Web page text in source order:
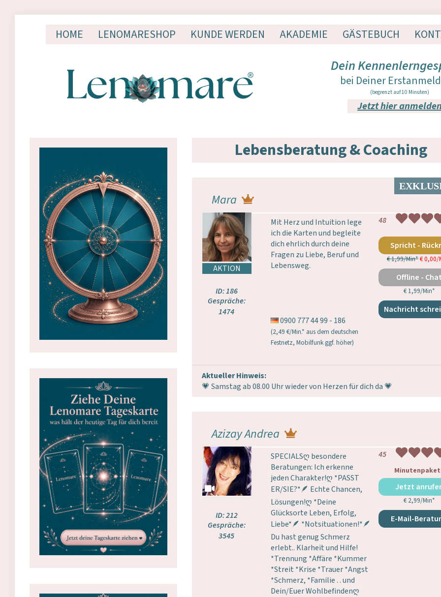
Dein
bei Deiner
(begrenzt auf 10 Minuten)
Jetzt hier
HOME LENOMARESHOP KUNDE WERDEN AKADEMIE GÄSTEBUCH
Lebensberatung & Coaching
Mara
ID: 186
Gespräche:
1474
Mit Herz und Intuition lege
ich die Karten und begleite
dich ehrlich durch deine
Fragen zu Liebe, Beruf und
Lebensweg.
48
Spricht -
€ 1,99/Min*€ 0,00/
Offline -
€ 1,99/Min*
Nachricht
Aktueller Hinweis:
💗 Samstag ab 08.00 Uhr wieder von Herzen für dich da 💗
0900 777 44 99 - 186
(2,49 €/Min.* aus dem deutschen
Festnetz, Mobilfunk ggf. höher)
Azizay Andrea
ID: 212
Gespräche:
3545
SPECIALSღ besondere
Beratungen: Ich erkenne
jeden Charakter!ღ *PASST
ER/SIE?*🪶 Echte Chancen,
Lösungen!ღ *Deine
Glücksorte Leben, Erfolg,
Liebe*🪶 *Notsituationen!*🪶
Du hast genug Schmerz
erlebt.. Klarheit und Hilfe!
*Trennung *Affäre *Kummer
*Streit *Krise *Trauer *Angst
*Schmerz, *Familie . . und
Dein/Euer Wohlbefindenღ
45
Jetzt
€ 2,99/Min*
E-Mail-